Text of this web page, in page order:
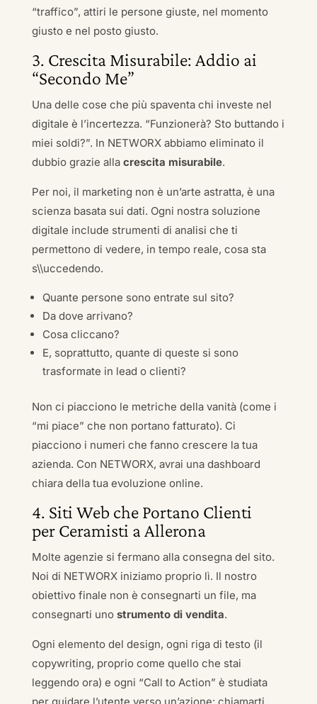
“traffico”, attiri le persone giuste, nel momento
giusto e nel posto giusto.
3. Crescita Misurabile: Addio ai
“Secondo Me”
Una delle cose che più spaventa chi investe nel
digitale è l’incertezza. “Funzionerà? Sto buttando i
miei soldi?”. In NETWORX abbiamo eliminato il
dubbio grazie alla crescita misurabile.
Per noi, il marketing non è un’arte astratta, è una
scienza basata sui dati. Ogni nostra soluzione
digitale include strumenti di analisi che ti
permettono di vedere, in tempo reale, cosa sta
s\\uccedendo.
Quante persone sono entrate sul sito?
Da dove arrivano?
Cosa cliccano?
E, soprattutto, quante di queste si sono
trasformate in lead o clienti?
Non ci piacciono le metriche della vanità (come i
“mi piace” che non portano fatturato). Ci
piacciono i numeri che fanno crescere la tua
azienda. Con NETWORX, avrai una dashboard
chiara della tua evoluzione online.
4. Siti Web che Portano Clienti
per Ceramisti a Allerona
Molte agenzie si fermano alla consegna del sito.
Noi di NETWORX iniziamo proprio lì. Il nostro
obiettivo finale non è consegnarti un file, ma
consegnarti uno strumento di vendita.
Ogni elemento del design, ogni riga di testo (il
copywriting, proprio come quello che stai
leggendo ora) e ogni “Call to Action” è studiata